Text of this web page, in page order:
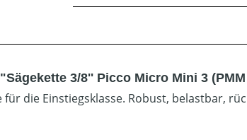
3/8'' Picco Micro Mini 3
die Einstiegsklasse. Robust, belastbar,